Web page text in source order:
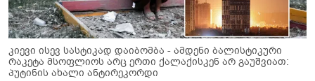
კიევი ისევ სასტიკად დაიბომბა - ამდენი ბალისტიკური
რაკეტა მსოფლიოს არც ერთი ქალაქისკენ არ გაუშვიათ:
პუტინის ახალი ანტირეკორდი